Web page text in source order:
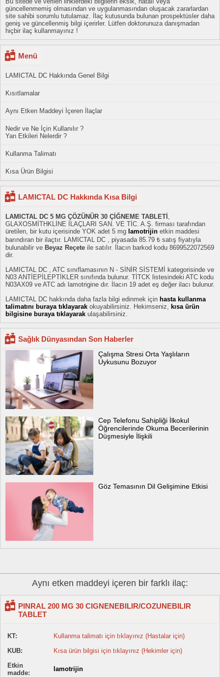
güncellenmemiş olmasından ve uygulanmasından oluşacak zararlardan
site sahibi sorumlu tutulamaz. İlaç kutusunda bulunan prospektüsler daha
geniş ve güncellenmiş bilgi içerirler. Lütfen doktorunuza danışmadan
hiçbir ilaç kullanmayınız !
Menü
LAMICTAL DC Hakkında Genel Bilgi
Kısıtlamalar
Aynı Etken Maddeyi İçeren İlaçlar
Nedir ve Ne İçin Kullanılır ?
Yan Etkileri Nelerdir ?
Kullanma Talimatı
Kısa Ürün Bilgisi
LAMICTAL DC Hakkında Kısa Bilgi
LAMICTAL DC 5 MG ÇÖZÜNÜR 30 ÇİĞNEME TABLETİ ,
GLAXOSMİTHKLİNE İLAÇLARI SAN. VE TİC. A.Ş. firması tarafından
üretilen, bir kutu içerisinde YOK adet 5 mg lamotrijin etkin maddesi
barındıran bir ilaçtır. LAMICTAL DC , piyasada 85.79 ₺ satış fiyatıyla
bulunabilir ve Beyaz Reçete ile satılır. İlacın barkod kodu 8699522072569
dir.
LAMICTAL DC , ATC sınıflamasının N - SİNİR SİSTEMİ kategorisinde ve
N03 ANTİEPİLEPTİKLER sınıfında bulunur. TİTCK listesindeki ATC kodu
N03AX09 ve ATC adı lamotrigine dır. İlacın 19 adet eş değer ilacı bulunur.
LAMICTAL DC hakkında daha fazla bilgi edinmek için hasta kullanma
talimatını buraya tıklayarak okuyabilirsiniz. Hekimseniz, kısa ürün
bilgisine buraya tıklayarak ulaşabilirsiniz.
Sağlık Dünyasından Son Haberler
Çalışma Stresi Orta Yaşlıların
Uykusunu Bozuyor
Cep Telefonu Sahipliği İlkokul
Öğrencilerinde Okuma Becerilerinin
Düşmesiyle İlişkili
Göz Temasının Dil Gelişimine Etkisi
Aynı etken maddeyi içeren bir farklı ilaç:
PINRAL 200 MG 30 CIGNENEBILIR/COZUNEBILIR
TABLET
KT:
Kullanma talimatı için tıklayınız (Hastalar için)
KUB:
Kısa ürün bilgisi için tıklayınız (Hekimler için)
Etkin
madde:
lamotrijin